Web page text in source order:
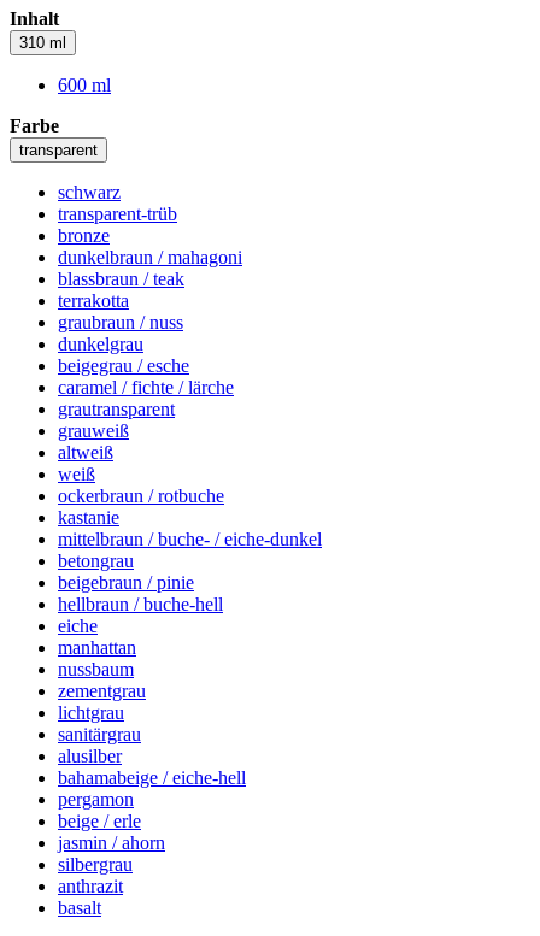
Inhalt
310 ml
600 ml
Farbe
transparent
schwarz
transparent-trüb
bronze
dunkelbraun / mahagoni
blassbraun / teak
terrakotta
graubraun / nuss
dunkelgrau
beigegrau / esche
caramel / fichte / lärche
grautransparent
grauweiß
altweiß
weiß
ockerbraun / rotbuche
kastanie
mittelbraun / buche- / eiche-dunkel
betongrau
beigebraun / pinie
hellbraun / buche-hell
eiche
manhattan
nussbaum
zementgrau
lichtgrau
sanitärgrau
alusilber
bahamabeige / eiche-hell
pergamon
beige / erle
jasmin / ahorn
silbergrau
anthrazit
basalt